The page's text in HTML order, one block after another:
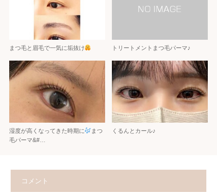
まつ毛と眉毛で一気に垢抜け トリートメントまつ毛パーマ♪
湿度が高くなってきた時期に
まつ
毛パーマ&#…
くるんとカール♪
コメント